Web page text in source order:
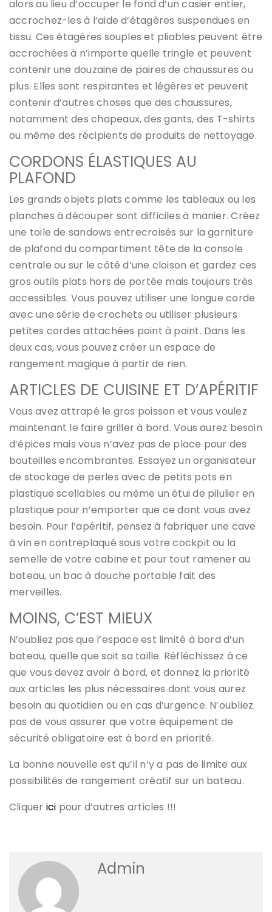
alors au lieu d’occuper le fond d’un casier entier,
accrochez-les à l’aide d’étagères suspendues en
tissu. Ces étagères souples et pliables peuvent être
accrochées à n’importe quelle tringle et peuvent
contenir une douzaine de paires de chaussures ou
plus. Elles sont respirantes et légères et peuvent
contenir d’autres choses que des chaussures,
notamment des chapeaux, des gants, des T-shirts
ou même des récipients de produits de nettoyage.
CORDONS ÉLASTIQUES AU
PLAFOND
Les grands objets plats comme les tableaux ou les
planches à découper sont difficiles à manier. Créez
une toile de sandows entrecroisés sur la garniture
de plafond du compartiment tête de la console
centrale ou sur le côté d’une cloison et gardez ces
gros outils plats hors de portée mais toujours très
accessibles. Vous pouvez utiliser une longue corde
avec une série de crochets ou utiliser plusieurs
petites cordes attachées point à point. Dans les
deux cas, vous pouvez créer un espace de
rangement magique à partir de rien.
ARTICLES DE CUISINE ET D’APÉRITIF
Vous avez attrapé le gros poisson et vous voulez
maintenant le faire griller à bord. Vous aurez besoin
d’épices mais vous n’avez pas de place pour des
bouteilles encombrantes. Essayez un organisateur
de stockage de perles avec de petits pots en
plastique scellables ou même un étui de pilulier en
plastique pour n’emporter que ce dont vous avez
besoin. Pour l’apéritif, pensez à fabriquer une cave
à vin en contreplaqué sous votre cockpit ou la
semelle de votre cabine et pour tout ramener au
bateau, un bac à douche portable fait des
merveilles.
MOINS, C’EST MIEUX
N’oubliez pas que l’espace est limité à bord d’un
bateau, quelle que soit sa taille. Réfléchissez à ce
que vous devez avoir à bord, et donnez la priorité
aux articles les plus nécessaires dont vous aurez
besoin au quotidien ou en cas d’urgence. N’oubliez
pas de vous assurer que votre équipement de
sécurité obligatoire est à bord en priorité.
La bonne nouvelle est qu’il n’y a pas de limite aux
possibilités de rangement créatif sur un bateau.
Cliquer ici pour d’autres articles !!!
Admin